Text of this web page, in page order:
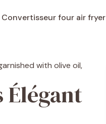
Convertisseur four air fryer
Élégant